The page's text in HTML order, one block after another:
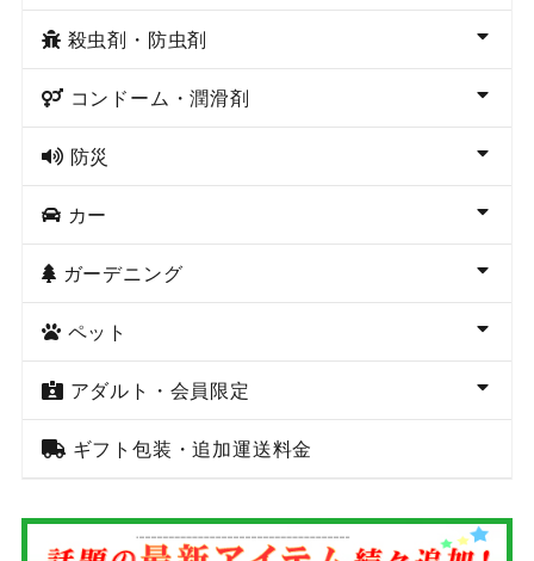
殺虫剤・防虫剤
コンドーム・潤滑剤
防災
カー
ガーデニング
ペット
アダルト・会員限定
ギフト包装・追加運送料金